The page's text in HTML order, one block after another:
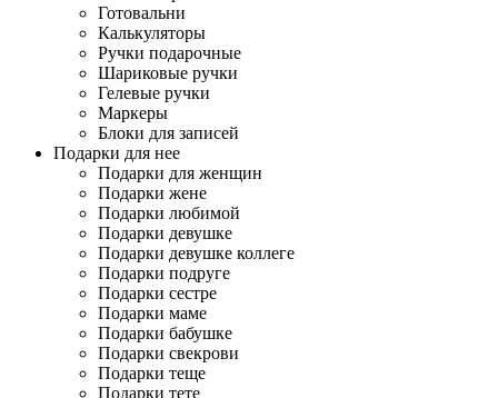
Готовальни
Калькуляторы
Ручки подарочные
Шариковые ручки
Гелевые ручки
Маркеры
Блоки для записей
Подарки для нее
Подарки для женщин
Подарки жене
Подарки любимой
Подарки девушке
Подарки девушке коллеге
Подарки подруге
Подарки сестре
Подарки маме
Подарки бабушке
Подарки свекрови
Подарки теще
Подарки тете